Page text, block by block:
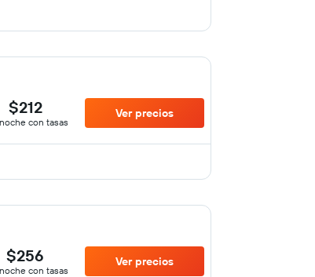
$212
con tasas
Ver precios
$256
con tasas
Ver precios